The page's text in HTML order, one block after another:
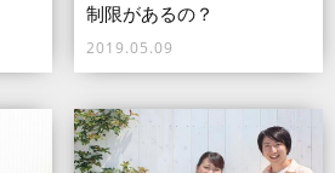
制限があるの？
2019.05.09